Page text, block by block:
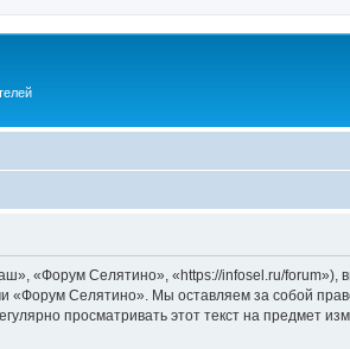
«Форум Селятино», «https://infosel.ru/forum»),
«Форум Селятино». Мы оставляем за собой
просматривать этот текст на предмет